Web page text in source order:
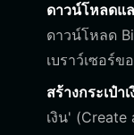
ดาวน์โหลดแ
ดาวน์โหลด
เบราว์เซอร์
สร้างกระเป๋า
เงิน'